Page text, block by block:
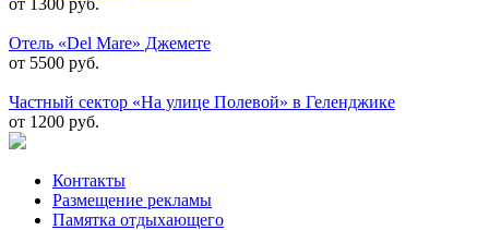
от 1300 руб.
Отель «Del Mare» Джемете
от 5500 руб.
Частный сектор «На улице Полевой» в Геленджике
от 1200 руб.
Контакты
Размещение рекламы
Памятка отдыхающего